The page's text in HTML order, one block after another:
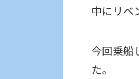
中にリベ
今回乗船
た。